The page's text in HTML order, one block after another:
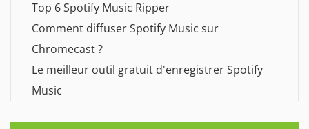
Top 6 Spotify Music Ripper
Comment diffuser Spotify Music sur
Chromecast ?
Le meilleur outil gratuit d'enregistrer Spotify
Music